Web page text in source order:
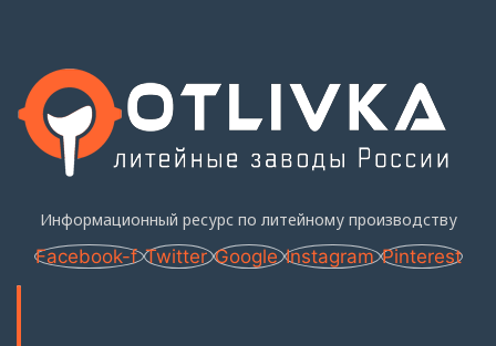
Информационный ресурс по литейному производству
Facebook-f Twitter Google Instagram Pinterest